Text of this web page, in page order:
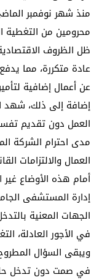
منذ شهر نوفمبر
محرومين من التغطية
ظل الظروف
عادة متكررة، مما
عن أعمال إضافية
إضافة إلى ذلك،
العمل دون تقديم
مدى احترام الشركة
العمال والالتزامات
أمام هذه الأوضاع غير
الجهات المعنية
في الأجور العادلة،
ويبقى السؤال
في صمت دون تدخل